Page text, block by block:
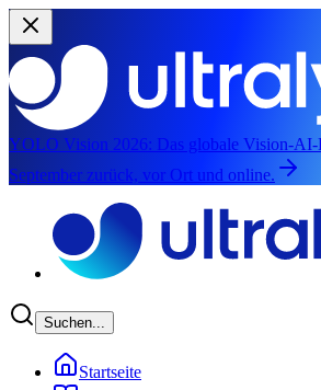
YOLO Vision 2026: Das globale Vision-AI-
September zurück, vor Ort und online.
Suchen...
Startseite